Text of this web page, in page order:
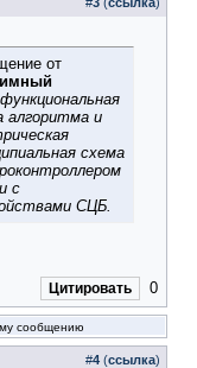
от
алгоритма и
схема
с
СЦБ.
Цитировать 0
сообщению
#4 (ссылка)